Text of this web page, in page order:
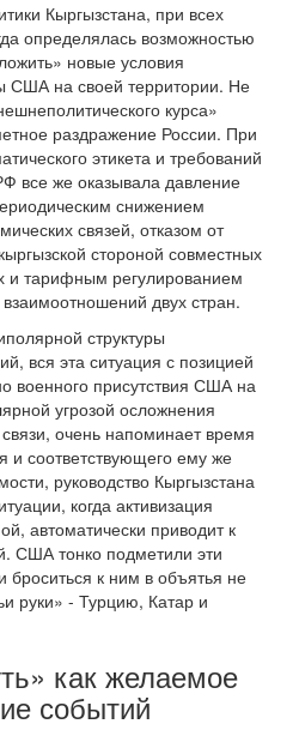
Кыргызстана, при всех
определялась возможностью
новые условия
США на своей территории. Не
курса»
раздражение России. При
этикета и требований
все же оказывала давление
снижением
связей, отказом от
стороной совместных
и тарифным регулированием
двух стран.
структуры
вся эта ситуация с позицией
военного присутствия США на
угрозой осложнения
очень напоминает время
и соответствующего ему же
руководство Кыргызстана
когда активизация
автоматически приводит к
США тонко подметили эти
броситься к ним в объятья не
руки» - Турцию, Катар и
как желаемое
событий